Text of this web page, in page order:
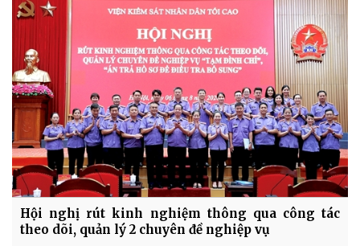
Hội nghị rút kinh nghiệm thông qua công tác
theo dõi, quản lý 2 chuyên đề nghiệp vụ